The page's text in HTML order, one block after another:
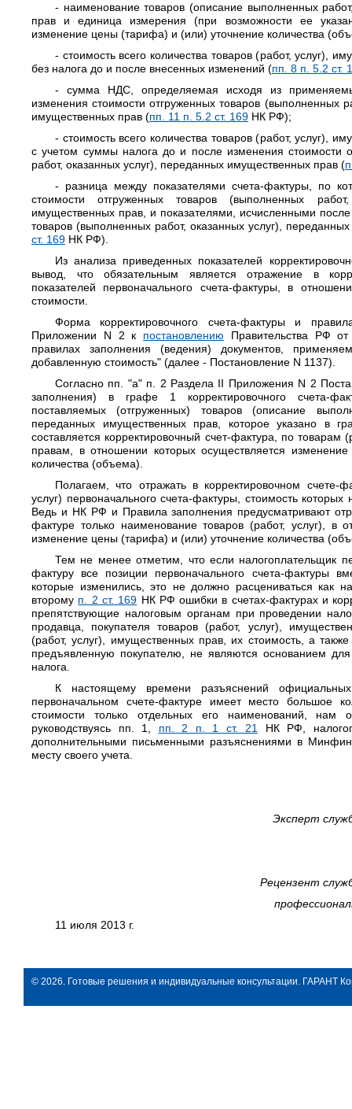
- наименование товаров (описание выполненных
прав и единица измерения (при возможности ее
изменение цены (тарифа) и (или) уточнение количества
- стоимость всего количества товаров (работ, услуг),
без налога до и после внесенных изменений (пп. 8 п. 5.2 ст.
- сумма НДС, определяемая исходя из
изменения стоимости отгруженных товаров (выполненных
имущественных прав (пп. 11 п. 5.2 ст. 169 НК РФ);
- стоимость всего количества товаров (работ, услуг),
с учетом суммы налога до и после изменения стоимости
работ, оказанных услуг), переданных имущественных прав (
- разница между показателями счета-фактуры, по
стоимости отгруженных товаров (выполненных
имущественных прав, и показателями, исчисленными
товаров (выполненных работ, оказанных услуг),
ст. 169 НК РФ).
Из анализа приведенных показателей
вывод, что обязательным является отражение в
показателей первоначального счета-фактуры, в
стоимости.
Форма корректировочного счета-фактуры и
Приложении N 2 к постановлению Правительства РФ
правилах заполнения (ведения) документов,
добавленную стоимость" (далее - Постановление N 1137).
Согласно пп. "а" п. 2 Раздела II Приложения N 2
заполнения) в графе 1 корректировочного счета-
поставляемых (отгруженных) товаров (описание
переданных имущественных прав, которое указано в
составляется корректировочный счет-фактура, по
правам, в отношении которых осуществляется
количества (объема).
Полагаем, что отражать в корректировочном счете-
услуг) первоначального счета-фактуры, стоимость
Ведь и НК РФ и Правила заполнения предусматривают
фактуре только наименование товаров (работ, услуг), в
изменение цены (тарифа) и (или) уточнение количества
Тем не менее отметим, что если налогоплательщик
фактуру все позиции первоначального счета-фактуры
которые изменились, это не должно расцениваться как
второму п. 2 ст. 169 НК РФ ошибки в счетах-фактурах и
препятствующие налоговым органам при проведении
продавца, покупателя товаров (работ, услуг),
(работ, услуг), имущественных прав, их стоимость, а
предъявленную покупателю, не являются основанием
налога.
К настоящему времени разъяснений
первоначальном счете-фактуре имеет место большое
стоимости только отдельных его наименований, нам
руководствуясь пп. 1, пп. 2 п. 1 ст. 21
НК РФ,
дополнительными письменными разъяснениями в
месту своего учета.
Эксперт
Рецензент
11 июля 2013 г.
© 2026. Готовые решения и индивидуальные консультации. ГАРАНТ